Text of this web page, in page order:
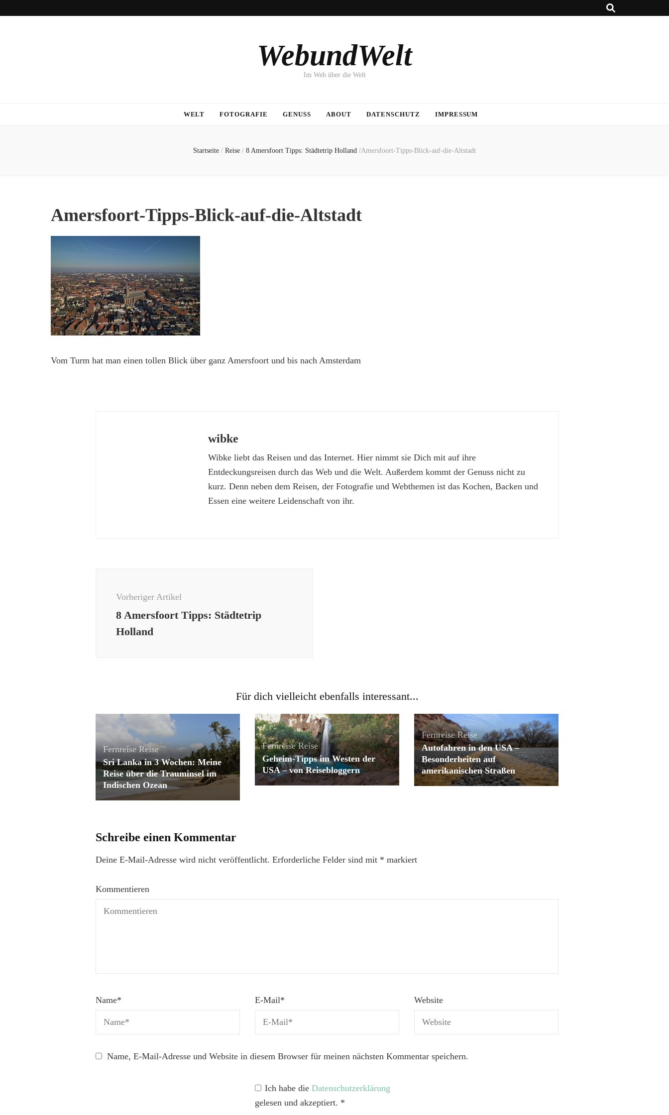
WebundWelt
Im Web über die Welt
WELT FOTOGRAFIE GENUSS ABOUT DATENSCHUTZ IMPRESSUM
Startseite / Reise / 8 Amersfoort Tipps: Städtetrip Holland /Amersfoort-Tipps-Blick-auf-die-Altstadt
Amersfoort-Tipps-Blick-auf-die-Altstadt
Vom Turm hat man einen tollen Blick über ganz Amersfoort und bis nach Amsterdam
wibke
Wibke liebt das Reisen und das Internet. Hier nimmt sie Dich mit auf ihre
Entdeckungsreisen durch das Web und die Welt. Außerdem kommt der Genuss nicht zu
kurz. Denn neben dem Reisen, der Fotografie und Webthemen ist das Kochen, Backen und
Essen eine weitere Leidenschaft von ihr.
Vorheriger Artikel
8 Amersfoort Tipps: Städtetrip
Holland
Für dich vielleicht ebenfalls interessant...
Fernreise Reise
Sri Lanka in 3 Wochen: Meine
Reise über die Trauminsel im
Indischen Ozean
Fernreise Reise
Geheim-Tipps im Westen der
USA – von Reisebloggern
Fernreise Reise
Autofahren in den USA –
Besonderheiten auf
amerikanischen Straßen
Schreibe einen Kommentar
Deine E-Mail-Adresse wird nicht veröffentlicht. Erforderliche Felder sind mit * markiert
Kommentieren
Name* E-Mail* Website
Name, E-Mail-Adresse und Website in diesem Browser für meinen nächsten Kommentar speichern.
Ich habe die Datenschutzerklärung
gelesen und akzeptiert. *